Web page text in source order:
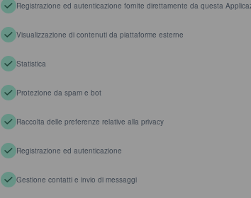
Registrazione ed autenticazione fornite direttamente da questa
Visualizzazione di contenuti da piattaforme esterne
Statistica
Protezione da spam e bot
Raccolta delle preferenze relative alla privacy
Registrazione ed autenticazione
Gestione contatti e invio di messaggi